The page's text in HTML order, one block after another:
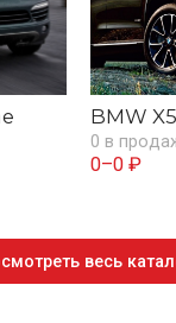
BMW X5
0 в
0–0 ₽
весь